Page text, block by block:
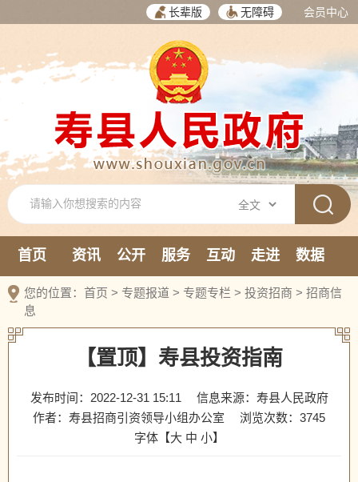
长辈版 无障碍 会员中心
首页 资讯 公开 服务 互动 走进
数据
新媒体
您的位置： 首页 > 专题报道 > 专题专栏 > 投资招商 > 招商信
息
【置顶】寿县投资指南
发布时间：2022-12-31 15:11
信息来源：寿县人民政府
作者：寿县招商引资领导小组办公室
浏览次数： 3745
字体【大 中 小】